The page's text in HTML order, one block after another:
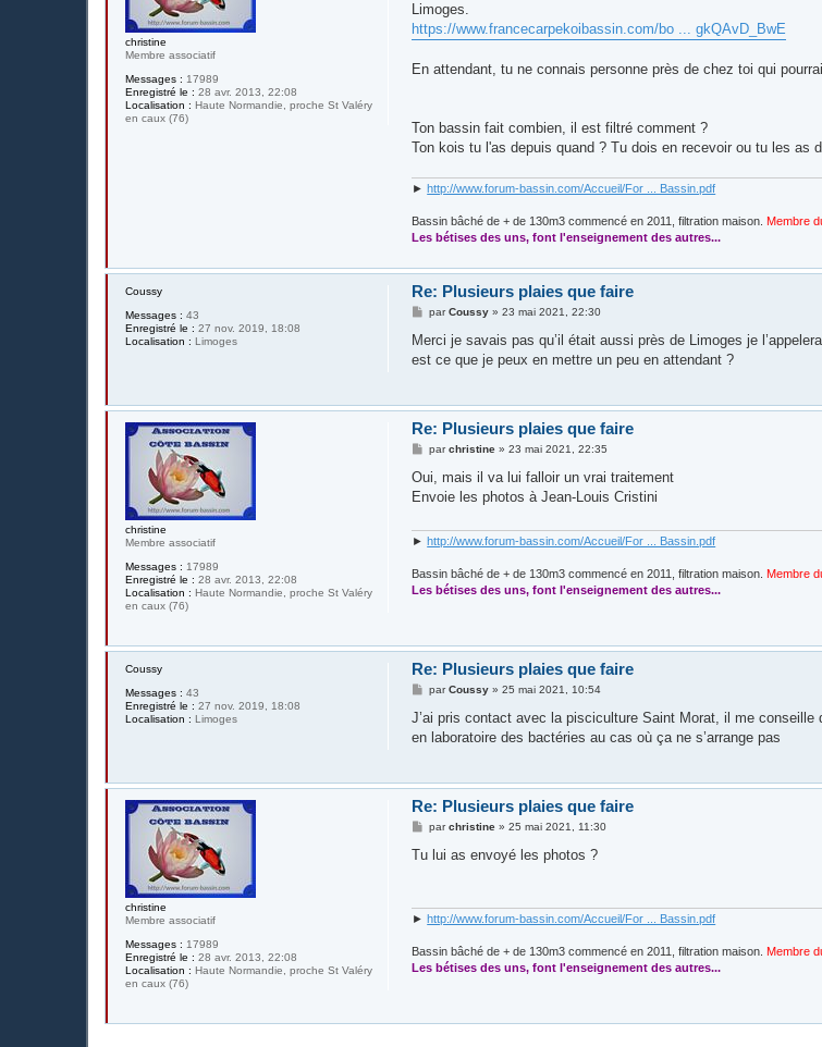
christine
Membre associatif
Messages : 17989
Enregistré le : 28 avr. 2013, 22:08
Localisation : Haute Normandie, proche St Valéry
en caux (76)
a
g
e
Limoges.
https://www.francecarpekoibassin.com/bo ... gkQAvD_BwE
En attendant, tu ne connais personne près de chez toi qui
Ton bassin fait combien, il est filtré comment ?
Ton kois tu l'as depuis quand ? Tu dois en recevoir ou tu les as
►http://www.forum-bassin.com/Accueil/For ... Bassin.pdf
Bassin bâché de + de 130m3 commencé en 2011, filtration maison.Membre
Les bétises des uns, font l'enseignement des autres...
Coussy
Messages : 43
Enregistré le : 27 nov. 2019, 18:08
Localisation : Limoges
Re: Plusieurs plaies que faire
M
s
a
parCoussy »23 mai 2021, 22:30
Merci je savais pas qu’il était aussi près de Limoges je
est ce que je peux en mettre un peu en attendant ?
christine
Membre associatif
Messages : 17989
Enregistré le : 28 avr. 2013, 22:08
Localisation : Haute Normandie, proche St Valéry
en caux (76)
Re: Plusieurs plaies que faire
M
s
a
parchristine »23 mai 2021, 22:35
Oui, mais il va lui falloir un vrai traitement
Envoie les photos à Jean-Louis Cristini
►http://www.forum-bassin.com/Accueil/For ... Bassin.pdf
Bassin bâché de + de 130m3 commencé en 2011, filtration maison.Membre
Les bétises des uns, font l'enseignement des autres...
Coussy
Messages : 43
Enregistré le : 27 nov. 2019, 18:08
Localisation : Limoges
Re: Plusieurs plaies que faire
M
s
a
parCoussy »25 mai 2021, 10:54
J’ai pris contact avec la pisciculture Saint Morat, il me
en laboratoire des bactéries au cas où ça ne s’arrange pas
christine
Membre associatif
Messages : 17989
Enregistré le : 28 avr. 2013, 22:08
Localisation : Haute Normandie, proche St Valéry
en caux (76)
Re: Plusieurs plaies que faire
M
s
parchristine »25 mai 2021, 11:30
Tu lui as envoyé les photos ?
►http://www.forum-bassin.com/Accueil/For ... Bassin.pdf
Bassin bâché de + de 130m3 commencé en 2011, filtration maison.Membre
Les bétises des uns, font l'enseignement des autres...